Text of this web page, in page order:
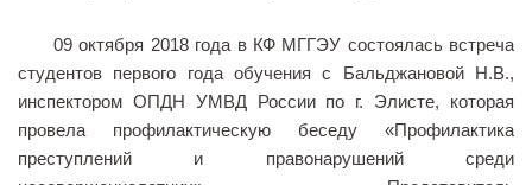
Абитуриенту
Рейтинговые списки
Рекомендованные к зачислению
09 октября 2018 года в КФ МГГЭУ состоялась встреча
студентов первого года обучения с Бальджановой Н.В.,
инспектором ОПДН УМВД России по г. Элисте, которая
провела профилактическую беседу «Профилактика
преступлений и правонарушений среди